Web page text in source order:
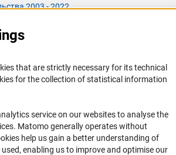
2003 - 2022
с российскими партнёрскими
that are strictly necessary for its technical
for the collection of statistical information
service on our websites to analyse the
Matomo generally operates without
help us gain a better understanding of
enabling us to improve and optimise our